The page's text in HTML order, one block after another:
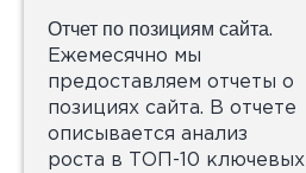
Отчет по позициям сайта.
Ежемесячно мы
предоставляем отчеты о
позициях сайта. В отчете
описывается анализ
роста в ТОП-10 ключевых